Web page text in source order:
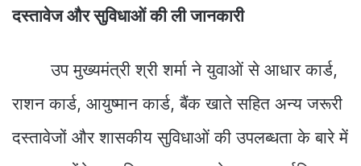
दस्तावेज और सुविधाओं की ली जानकारी
उप मुख्यमंत्री श्री शर्मा ने युवाओं से आधार कार्ड,
राशन कार्ड, आयुष्मान कार्ड, बैंक खाते सहित अन्य जरूरी
दस्तावेजों और शासकीय सुविधाओं की उपलब्धता के बारे में